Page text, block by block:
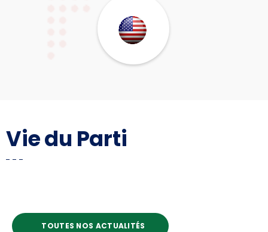
Vie du Parti
TOUTES NOS ACTUALITÉS